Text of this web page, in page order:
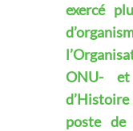
exercé
ONU-
d’Histoire
poste de